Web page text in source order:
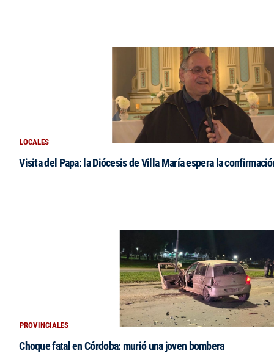
LOCALES
Visita del Papa: la Diócesis de Villa María espera la
PROVINCIALES
Choque fatal en Córdoba: murió una joven bombera